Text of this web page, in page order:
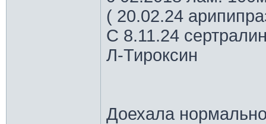
( 20.02.24
С 8.11.24
Л-Тироксин
Доехала